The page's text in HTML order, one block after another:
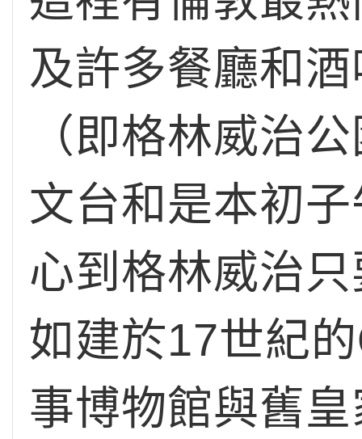
及許多餐廳和
（即格林威治
文台和是本初
心到格林威治
如建於17世紀
事博物館與舊